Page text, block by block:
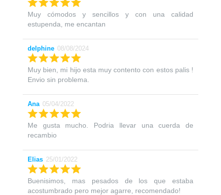
Muy cómodos y sencillos y con una calidad
estupenda, me encantan
delphine 08/08/2024
Muy bien, mi hijo esta muy contento con estos palis !
Envio sin problema.
Ana 05/04/2022
Me gusta mucho. Podria llevar una cuerda de
recambio
Elias 25/01/2022
Buenisimos, mas pesados de los que estaba
acostumbrado pero mejor agarre, recomendado!